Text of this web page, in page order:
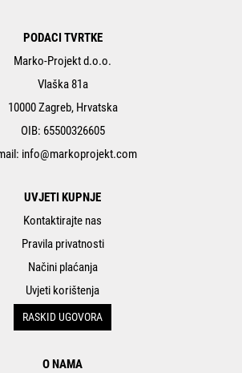
PODACI TVRTKE
Marko-Projekt d.o.o.
Vlaška 81a
10000 Zagreb, Hrvatska
OIB: 65500326605
info@markoprojekt.com
UVJETI KUPNJE
Kontaktirajte nas
Pravila privatnosti
Načini plaćanja
Uvjeti korištenja
RASKID UGOVORA
O NAMA